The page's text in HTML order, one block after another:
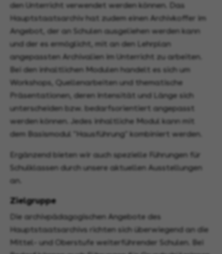
den Unterricht verwendet werden können. Das
Hauptstaatsarchiv hat zudem einen Archivkoffer im
Angebot, der an Schulen ausgeliehen werden kann
und der es ermöglicht, mit an den Lehrplan
angepassten Archivalien im Unterricht zu arbeiten.
Bei den inhaltlichen Modulen handelt es sich um
Workshops, Quellenarbeiten und thematische
Präsentationen, deren Intensität und Länge sich
unterscheiden bzw. bedarfsorientiert angepasst
werden können. Jedes inhaltliche Modul kann mit
dem Basismodul "Hausführung" kombiniert werden.
Ergänzend bieten wir auch spezielle Führungen für
Schulklassen durch unsere aktuellen Ausstellungen
an.
Zielgruppe
Die archivpädagogischen Angebote des
Hauptstaatsarchivs richten sich überwiegend an die
Mittel- und Oberstufe weiterführender Schulen. Bei